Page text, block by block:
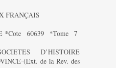
FRANÇAIS
*Cote 60639 *Tome 7
D’HISTOIRE
(Ext. de la Rev. des